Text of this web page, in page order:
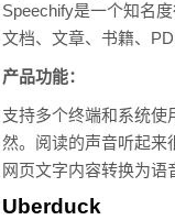
Speechify是一个知名
文档、文章、书籍、
产品功能：
支持多个终端和系统使
然。阅读的声音听起来
网页文字内容转换为语
Uberduck